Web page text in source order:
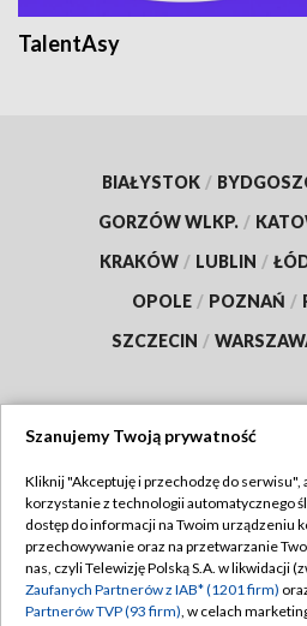
TalentAsy
BIAŁYSTOK /
GORZÓW WLKP. /
KRAKÓW / LUBLIN /
OPOLE / POZNAŃ /
SZCZECIN /
TVP
Abonament TVP
Emisja w TVP
Regulamin
Polityka
Szanujemy Twoją prywatność
Kliknij "Akceptuję i przechodzę do serwisu",
korzystanie z technologii automatycznego
dostęp do informacji na Twoim urządzeniu
przechowywanie oraz na przetwarzanie
nas, czyli Telewizję Polską S.A. w likwidacji
Zaufanych Partnerów z IAB* (1201 firm)
Partnerów TVP (93 firm), w celach